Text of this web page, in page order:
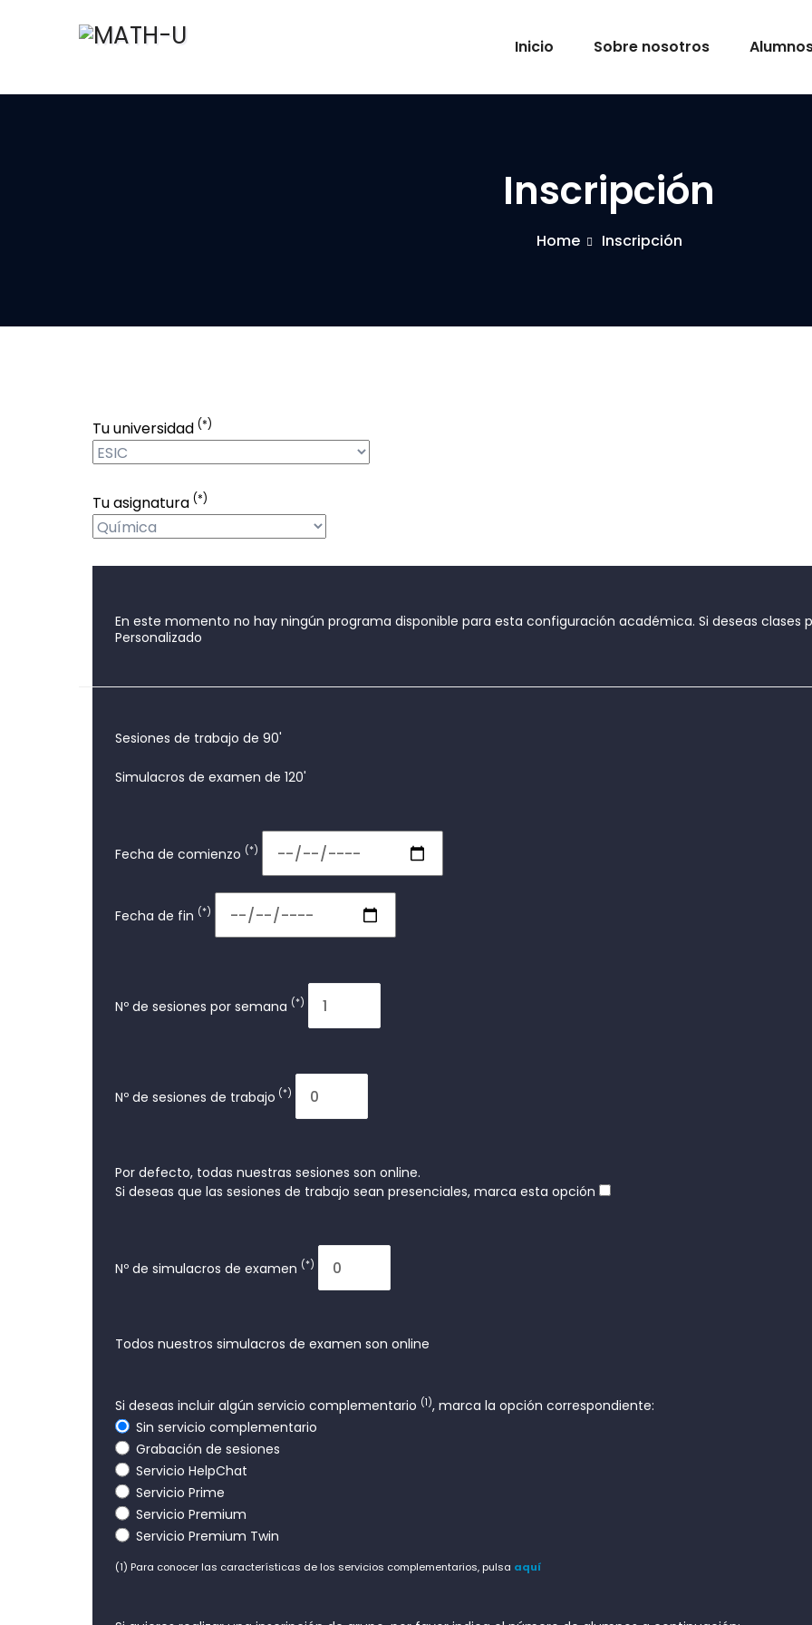
Inicio Sobre nosotros
Inscripción
Home Inscripción
Tu universidad (*)
Tu asignatura (*)
En este momento no hay ningún programa disponible para esta configuración académica. Si deseas clases
Personalizado
Sesiones de trabajo de 90'
Simulacros de examen de 120'
Fecha de comienzo (*)
Fecha de fin (*)
Nº de sesiones por semana (*)
Nº de sesiones de trabajo (*)
Por defecto, todas nuestras sesiones son online.
Si deseas que las sesiones de trabajo sean presenciales, marca esta opción
Nº de simulacros de examen (*)
Todos nuestros simulacros de examen son online
Si deseas incluir algún servicio complementario (1), marca la opción correspondiente:
Sin servicio complementario
Grabación de sesiones
Servicio HelpChat
Servicio Prime
Servicio Premium
Servicio Premium Twin
(1) Para conocer las características de los servicios complementarios, pulsa aquí